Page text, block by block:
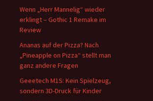
Wenn „Herr Mannelig“ wieder
erklingt – Gothic 1 Remake im
Review
Ananas auf der Pizza? Nach
„Pineapple on Pizza“ stellt man
ganz andere Fragen
Geeetech M1S: Kein Spielzeug,
sondern 3D-Druck für Kinder